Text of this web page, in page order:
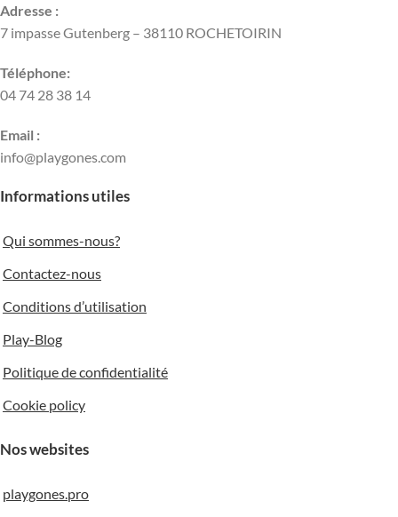
Adresse :
7 impasse Gutenberg – 38110 ROCHETOIRIN
Téléphone:
04 74 28 38 14
Email :
info@playgones.com
Informations utiles
Qui sommes-nous?
Contactez-nous
Conditions d’utilisation
Play-Blog
Politique de confidentialité
Cookie policy
Nos websites
playgones.pro